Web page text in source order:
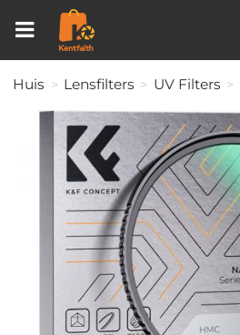
Huis Lensfilters UV Filters